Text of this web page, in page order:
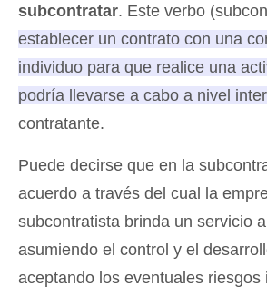
subcontratar. Este verbo
establecer un contrato con una
individuo para que realice una
podría llevarse a cabo a nivel
contratante.
Puede decirse que en la
acuerdo a través del cual la
subcontratista brinda un servicio
asumiendo el control y el
aceptando los eventuales riesgos